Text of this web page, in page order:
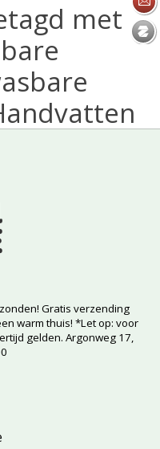
met
Gratis verzending
warm thuis! *Let op: voor
gelden. Argonweg 17,